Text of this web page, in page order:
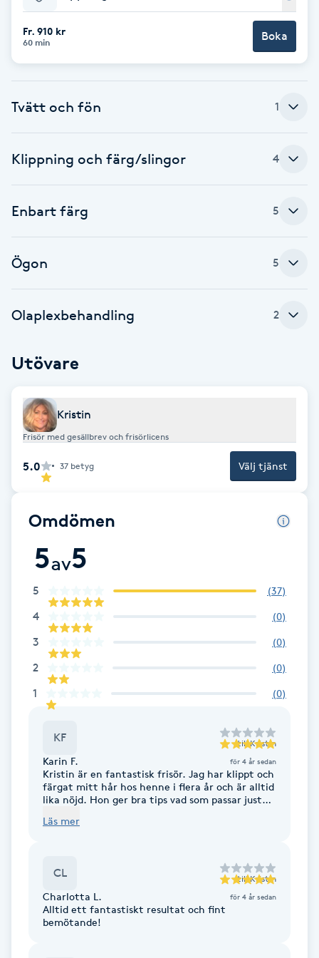
Babylights
Balayage
Bambumassage
Barnklippning
Blowout
Brynplockning
Bröllopsuppsättning
C
Celluliter
Coachning
Color correction
Cryoterapi
Damklippning
Dermapen
Diamantslipning
Extensions
Extensions borttagning
Fr. 910 kr
60 min Boka
Tvätt och fön 1
Klippning och färg/slingor 4
Enbart färg 5
Ögon 5
Olaplexbehandling 2
Utövare
Kristin
Frisör med gesällbrev och frisörlicens
5.0 37 betyg Välj tjänst
Omdömen
5av5
5 (37)
4 (0)
3 (0)
2 (0)
1 (0)
KF till Kristin
Karin F. för 4 år sedan
Kristin är en fantastisk frisör. Jag har klippt och
färgat mitt hår hos henne i flera år och är alltid
lika nöjd. Hon ger bra tips vad som passar just
Det märks att hon hela tiden är uppdaterad vad
Läs mer
CL till Kristin
Charlotta L. för 4 år sedan
Alltid ett fantastiskt resultat och fint
bemötande!